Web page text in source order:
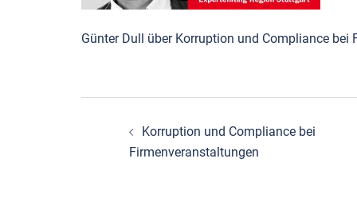
Günter Dull über Korruption und Compliance bei
Korruption und Compliance bei
Firmenveranstaltungen